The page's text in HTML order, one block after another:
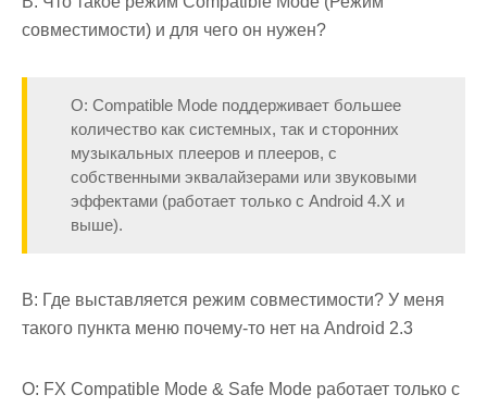
совместимости) и для чего он нужен?
О: Compatible Mode поддерживает большее
количество как системных, так и сторонних
музыкальных плееров и плееров, с
собственными эквалайзерами или звуковыми
эффектами (работает только с Android 4.X и
выше).
В: Где выставляется режим совместимости? У меня
такого пункта меню почему-то нет на Android 2.3
О: FX Compatible Mode & Safe Mode работает только с